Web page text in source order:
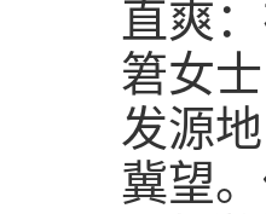
直爽
䇹女
发源
冀望